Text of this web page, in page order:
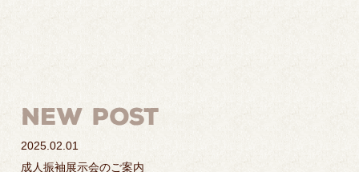
2025.02.01
成人振袖展示会のご案内